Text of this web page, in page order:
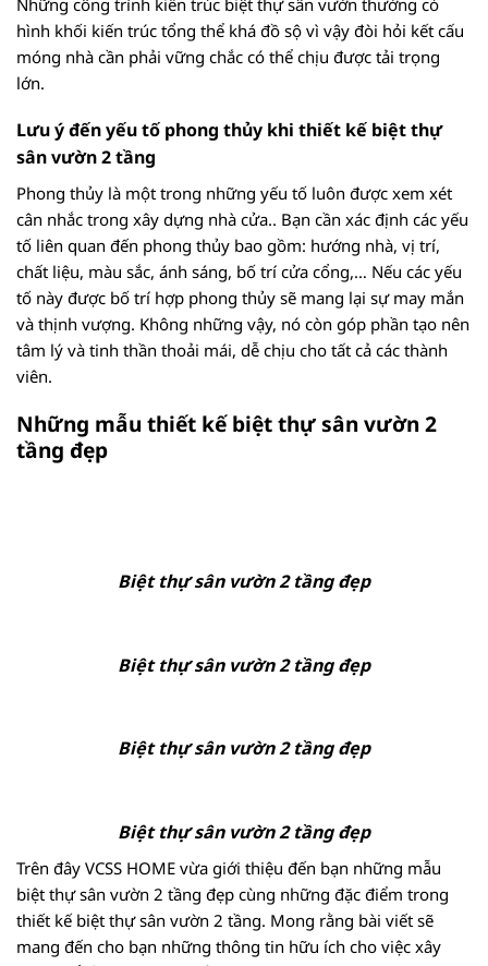
hình khối kiến trúc tổng thể khá đồ sộ vì vậy đòi hỏi kết cấu
móng nhà cần phải vững chắc có thể chịu được tải trọng
lớn.
Lưu ý đến yếu tố phong thủy khi thiết kế biệt thự
sân vườn 2 tầng
Phong thủy là một trong những yếu tố luôn được xem xét
cân nhắc trong xây dựng nhà cửa.. Bạn cần xác định các yếu
tố liên quan đến phong thủy bao gồm: hướng nhà, vị trí,
chất liệu, màu sắc, ánh sáng, bố trí cửa cổng,… Nếu các yếu
tố này được bố trí hợp phong thủy sẽ mang lại sự may mắn
và thịnh vượng. Không những vậy, nó còn góp phần tạo nên
tâm lý và tinh thần thoải mái, dễ chịu cho tất cả các thành
viên.
Những mẫu thiết kế biệt thự sân vườn 2
tầng đẹp
Biệt thự sân vườn 2 tầng đẹp
Biệt thự sân vườn 2 tầng đẹp
Biệt thự sân vườn 2 tầng đẹp
Biệt thự sân vườn 2 tầng đẹp
Trên đây VCSS HOME vừa giới thiệu đến bạn những mẫu
biệt thự sân vườn 2 tầng đẹp cùng những đặc điểm trong
thiết kế biệt thự sân vườn 2 tầng. Mong rằng bài viết sẽ
mang đến cho bạn những thông tin hữu ích cho việc xây